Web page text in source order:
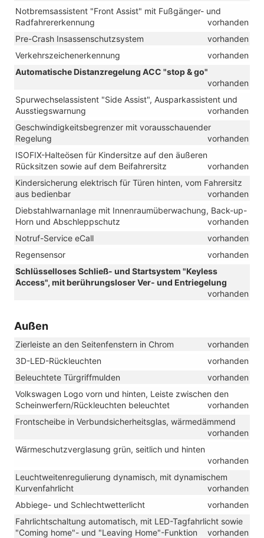
Notbremsassistent "Front Assist" mit Fußgänger- und
Radfahrererkennung
vorhanden
Pre-Crash Insassenschutzsystem
vorhanden
Verkehrszeichenerkennung
vorhanden
Automatische Distanzregelung ACC "stop & go"
vorhanden
Spurwechselassistent "Side Assist", Ausparkassistent und
Ausstiegswarnung
vorhanden
Geschwindigkeitsbegrenzer mit vorausschauender
Regelung
vorhanden
ISOFIX-Halteösen für Kindersitze auf den äußeren
Rücksitzen sowie auf dem Beifahrersitz
vorhanden
Kindersicherung elektrisch für Türen hinten, vom Fahrersitz
aus bedienbar
vorhanden
Diebstahlwarnanlage mit Innenraumüberwachung, Back-up-
Horn und Abschleppschutz
vorhanden
Notruf-Service eCall
vorhanden
Regensensor
vorhanden
Schlüsselloses Schließ- und Startsystem "Keyless
Access", mit berührungsloser Ver- und Entriegelung
vorhanden
Außen
Zierleiste an den Seitenfenstern in Chrom
vorhanden
3D-LED-Rückleuchten
vorhanden
Beleuchtete Türgriffmulden
vorhanden
Volkswagen Logo vorn und hinten, Leiste zwischen den
Scheinwerfern/Rückleuchten beleuchtet
vorhanden
Frontscheibe in Verbundsicherheitsglas, wärmedämmend
vorhanden
Wärmeschutzverglasung grün, seitlich und hinten
vorhanden
Leuchtweitenregulierung dynamisch, mit dynamischem
Kurvenfahrlicht
vorhanden
Abbiege- und Schlechtwetterlicht
vorhanden
Fahrlichtschaltung automatisch, mit LED-Tagfahrlicht sowie
"Coming home"- und "Leaving Home"-Funktion
vorhanden